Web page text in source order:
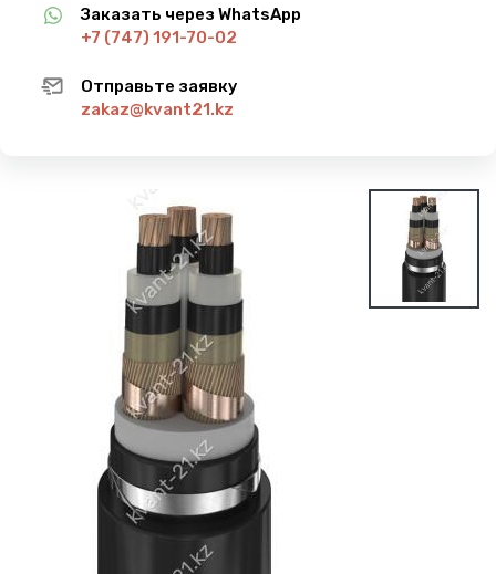
Заказать через WhatsApp
+7 (747) 191-70-02
Отправьте заявку
zakaz@kvant21.kz